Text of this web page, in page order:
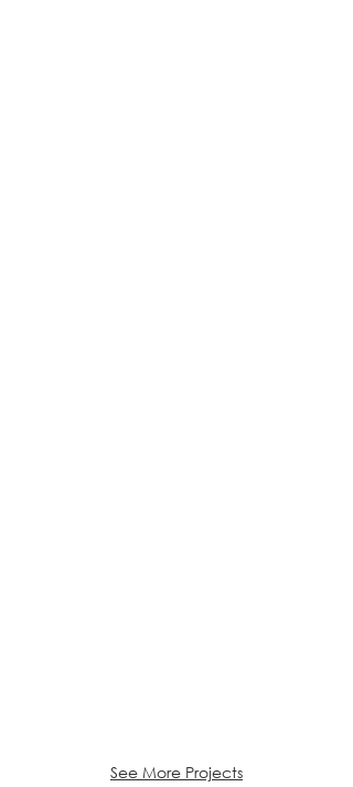
See More Projects